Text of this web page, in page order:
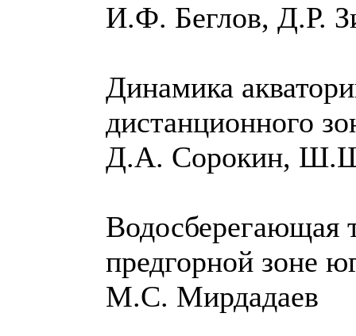
И.Ф. Беглов, Д.Р.
Динамика
дистанционного
Д.А. Сорокин,
Водосберегающая
предгорной зоне
М.С. Мирдадаев